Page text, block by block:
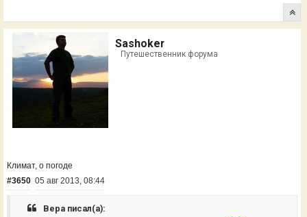
Sashoker
Путешественник форума
Климат, о погоде
#3650 05 авг 2013, 08:44
Вера писал(а):